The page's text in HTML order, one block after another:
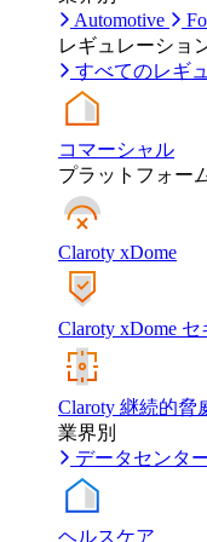
Automotive
レギュレーショ
すべてのレギ
コマーシャル
プラットフォー
Claroty xDome
Claroty xDome
Claroty 継続的脅
業界別
データセンタ
ヘルスケア